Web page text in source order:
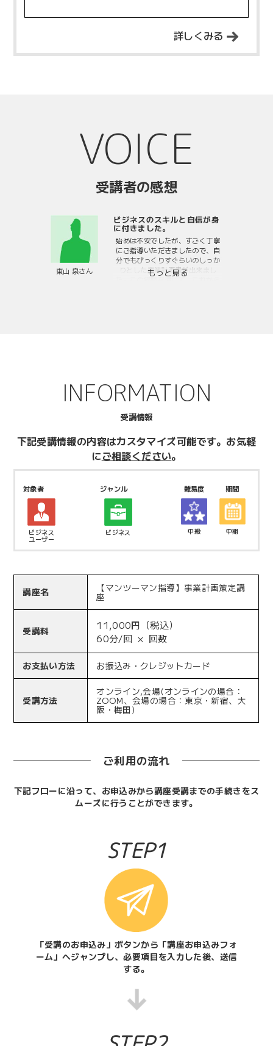
詳しくみる
VOICE
受講者の感想
東山 泉さん
ビジネスのスキルと自信が身
に付きました。
始めは不安でしたが、すごく丁寧
にご指導いただきましたので、自
分でもびっくりすぐらいのしっか
りとした事業計画書が出来まし
た。この経験を通じて、これから
INFORMATION
受講情報
下記受講情報の内容はカスタマイズ可能です。 お気軽
にご相談ください。
対象者
ビジネス
ユーザー
ジャンル
ビジネス
難易度
中級
期間
中期
講座名 【マンツーマン指導】事業計画策定講
座
受講料
11,000円（税込）
60分/回 × 回数
お支払い方法 お振込み・クレジットカード
受講方法
オンライン,会場(オンラインの場合：
ZOOM、会場の場合：東京・新宿、大
阪・梅田)
ご利用の流れ
下記フローに沿って、お申込みから講座受講までの手続きをス
ムーズに行うことができます。
STEP1
「受講のお申込み」ボタンから「講座お申込みフォ
ーム」へジャンプし、必要項目を入力した後、送信
する。